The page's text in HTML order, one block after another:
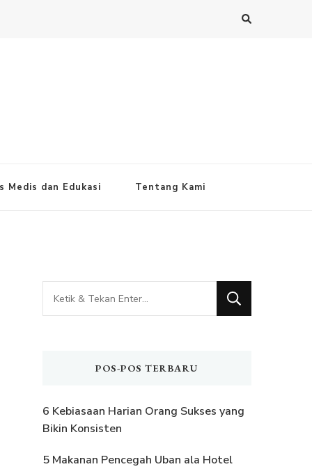
Medis dan Edukasi Tentang Kami
Mencari
Sesuatu?
POS-POS TERBARU
6 Kebiasaan Harian Orang Sukses yang
Bikin Konsisten
5 Makanan Pencegah Uban ala Hotel